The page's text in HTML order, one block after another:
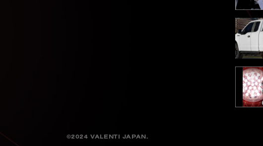
©2024 VALENTI JAPAN.